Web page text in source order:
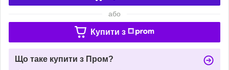
або
Купити з
Що таке купити з Пром?